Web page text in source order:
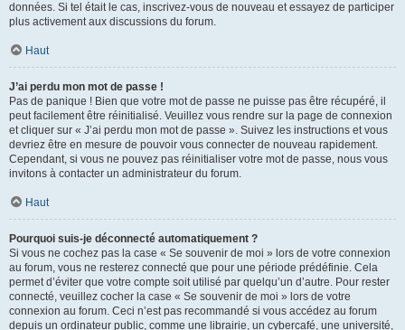
données. Si tel était le cas, inscrivez-vous de nouveau et essayez de participer
plus activement aux discussions du forum.
Haut
J’ai perdu mon mot de passe !
Pas de panique ! Bien que votre mot de passe ne puisse pas être récupéré, il
peut facilement être réinitialisé. Veuillez vous rendre sur la page de connexion
et cliquer sur « J’ai perdu mon mot de passe ». Suivez les instructions et vous
devriez être en mesure de pouvoir vous connecter de nouveau rapidement.
Cependant, si vous ne pouvez pas réinitialiser votre mot de passe, nous vous
invitons à contacter un administrateur du forum.
Haut
Pourquoi suis-je déconnecté automatiquement ?
Si vous ne cochez pas la case « Se souvenir de moi » lors de votre connexion
au forum, vous ne resterez connecté que pour une période prédéfinie. Cela
permet d’éviter que votre compte soit utilisé par quelqu’un d’autre. Pour rester
connecté, veuillez cocher la case « Se souvenir de moi » lors de votre
connexion au forum. Ceci n’est pas recommandé si vous accédez au forum
depuis un ordinateur public, comme une librairie, un cybercafé, une université,